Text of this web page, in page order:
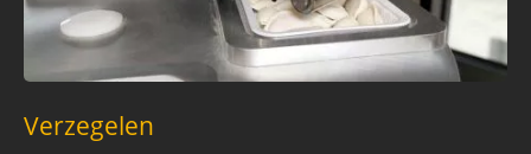
Verzegelen